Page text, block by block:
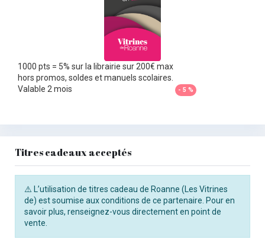
1000 pts = 5% sur la librairie sur 200€ max
hors promos, soldes et manuels scolaires.
Valable 2 mois
- 5 %
Titres cadeaux acceptés
⚠️ L’utilisation de titres cadeau de Roanne (Les Vitrines
de) est soumise aux conditions de ce partenaire. Pour en
savoir plus, renseignez-vous directement en point de
vente.